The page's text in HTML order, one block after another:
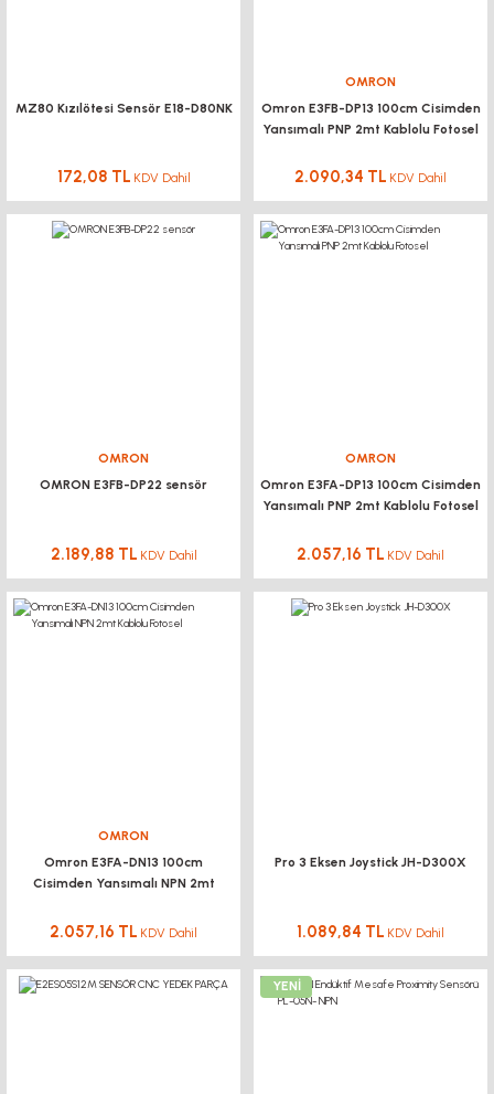
MZ80 Kızılötesi Sensör E18-D80NK
172,08 TL KDV Dahil
OMRON
Omron E3FB-DP13 100cm Cisimden
Yansımalı PNP 2mt Kablolu Fotosel
2.090,34 TL KDV Dahil
OMRON
OMRON E3FB-DP22 sensör
2.189,88 TL KDV Dahil
OMRON
Omron E3FA-DP13 100cm Cisimden
Yansımalı PNP 2mt Kablolu Fotosel
2.057,16 TL KDV Dahil
OMRON
Omron E3FA-DN13 100cm
Cisimden Yansımalı NPN 2mt
2.057,16 TL KDV Dahil
Pro 3 Eksen Joystick JH-D300X
1.089,84 TL KDV Dahil
YENİ